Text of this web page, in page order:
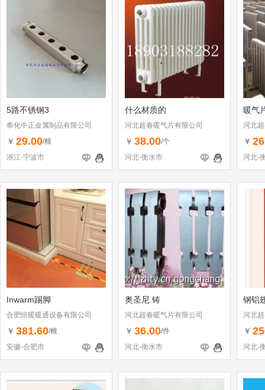
5路不锈钢3
奉化中正金属制品有限公司
￥ 29.00/根
浙江-宁波市
什么材质的
河北超春暖气片有限公司
￥ 38.00/个
河北-衡水市
暖气
河北
￥
河北-
Inwarm踢脚
合肥恒暖暖通设备有限公司
￥ 381.60/根
安徽-合肥市
奥圣尼 铸
河北超春暖气片有限公司
￥ 36.00/件
河北-衡水市
钢铝
河北
￥
河北-